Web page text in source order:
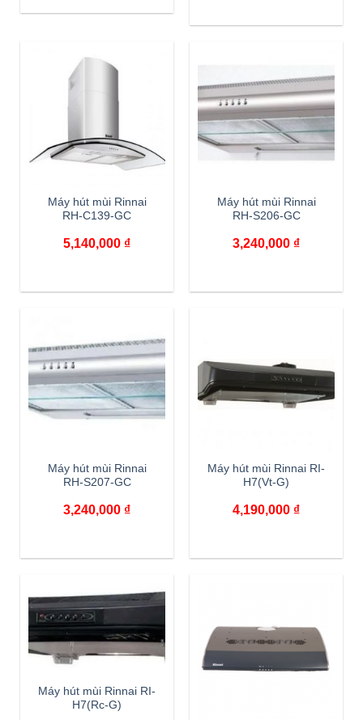
Máy hút mùi Rinnai
RH-C139-GC
5,140,000 ₫
Máy hút mùi Rinnai
RH-S206-GC
3,240,000 ₫
Máy hút mùi Rinnai
RH-S207-GC
3,240,000 ₫
Máy hút mùi Rinnai RI-
H7(Vt-G)
4,190,000 ₫
Máy hút mùi Rinnai RI-
H7(Rc-G)